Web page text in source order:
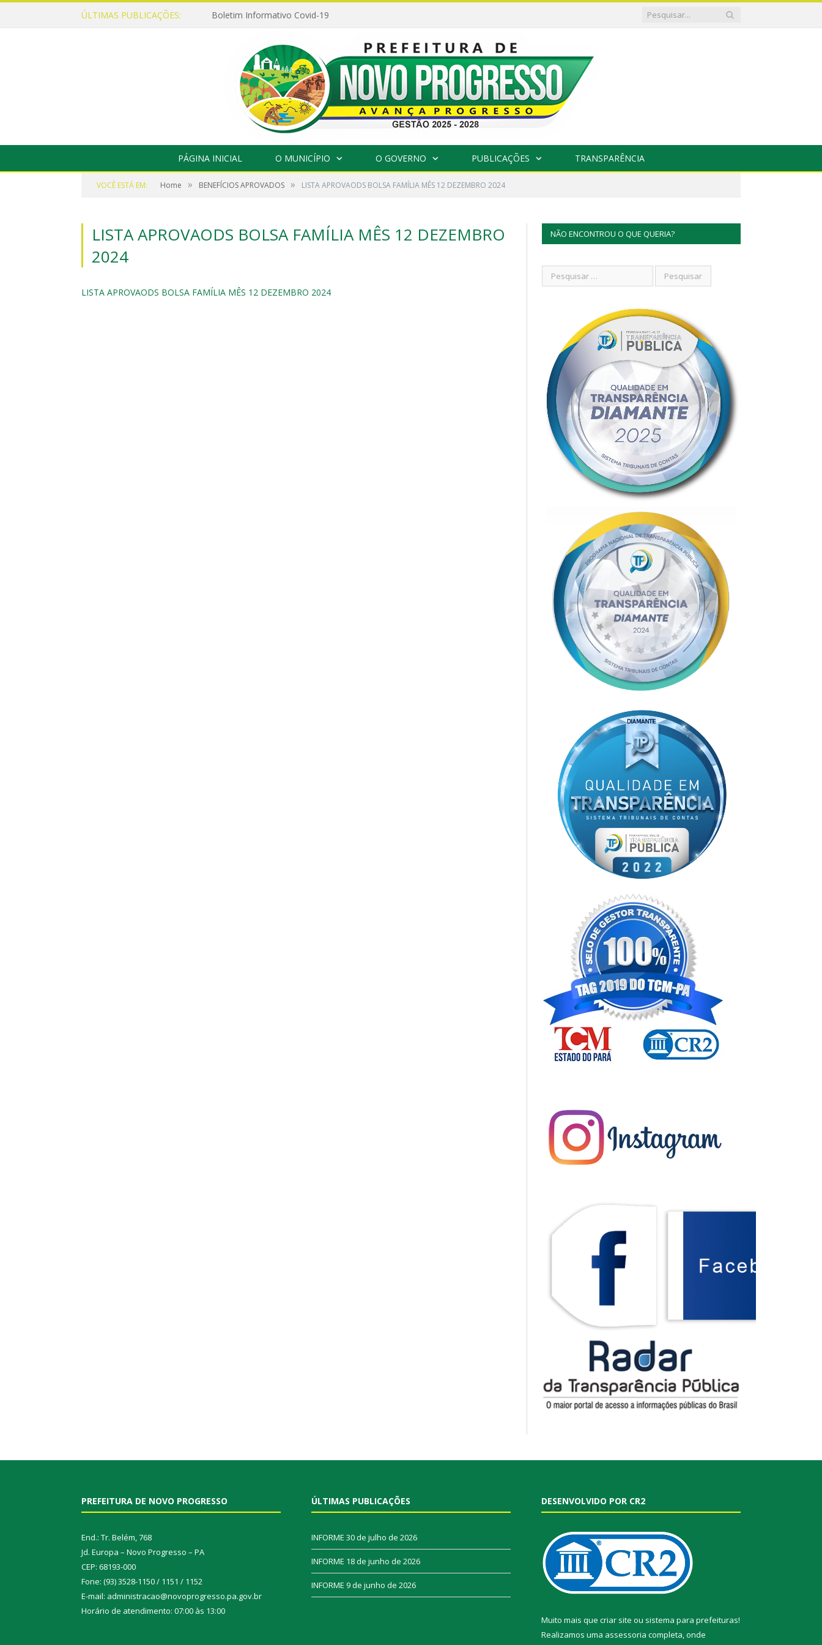
ÚLTIMAS PUBLICAÇÕES: Boletim Informativo Covid-19
PÁGINA INICIAL O MUNICÍPIO O GOVERNO PUBLICAÇÕES TRANSPARÊNCIA
VOCÊ ESTÁ EM: Home » BENEFÍCIOS APROVADOS » LISTA APROVAODS BOLSA FAMÍLIA MÊS 12 DEZEMBRO 2024
LISTA APROVAODS BOLSA FAMÍLIA MÊS 12 DEZEMBRO
2024
LISTA APROVAODS BOLSA FAMÍLIA MÊS 12 DEZEMBRO 2024
NÃO ENCONTROU O QUE QUERIA?
PREFEITURA DE NOVO PROGRESSO
End.: Tr. Belém, 768
Jd. Europa – Novo Progresso – PA
CEP: 68193-000
Fone: (93) 3528-1150 / 1151 / 1152
E-mail: administracao@novoprogresso.pa.gov.br
Horário de atendimento: 07:00 às 13:00
ÚLTIMAS PUBLICAÇÕES
INFORME 30 de julho de 2026
INFORME 18 de junho de 2026
INFORME 9 de junho de 2026
DESENVOLVIDO POR CR2
Muito mais que criar site ou sistema para prefeituras!
Realizamos uma assessoria completa, onde